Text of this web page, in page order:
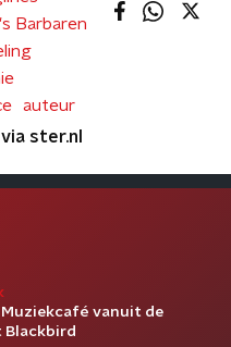
Barbaren
auteur
ster.nl
vanuit de
Blackbird